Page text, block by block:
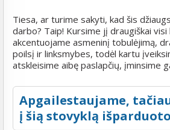
Tiesa, ar turime sakyti, kad šis
darbo? Taip! Kursime jį draugiškai visi
akcentuojame asmeninį tobulėjimą,
poilsį ir linksmybes, todėl kartu
atskleisime aibę paslapčių, įminsime
Apgailestaujame,
į šią stovyklą